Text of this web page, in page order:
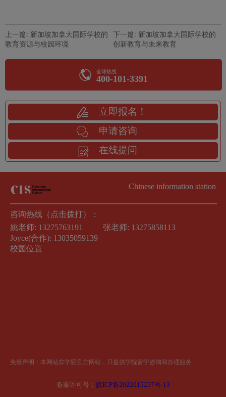
上一篇: 新加坡加拿大国际学校的
教育资源与校园环境
下一篇: 新加坡加拿大国际学校的
创新教育与未来教育
全球热线
400-101-3391
立即报名！
申请咨询
在线提问
Chinese information station
咨询热线（点击拨打）：
姚老师: 13275763191 张老师: 13275858113
Joyce(合作): 13035059139
校园位置
免责声明：本网站非学院官方网站，只提供学院留学咨询和办理服务
备案许可号： 皖ICP备2022015257号-13